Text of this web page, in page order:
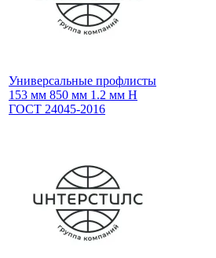
Универсальные профлисты
153 мм 850 мм 1.2 мм Н
ГОСТ 24045-2016